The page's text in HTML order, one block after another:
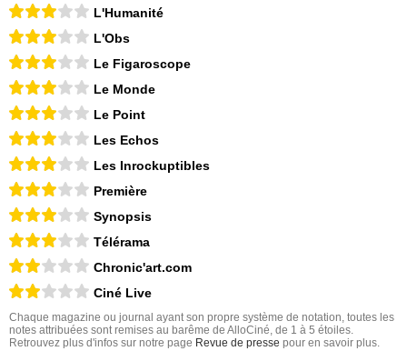
L'Humanité
L'Obs
Le Figaroscope
Le Monde
Le Point
Les Echos
Les Inrockuptibles
Première
Synopsis
Télérama
Chronic'art.com
Ciné Live
Chaque magazine ou journal ayant son propre système de notation, toutes les
notes attribuées sont remises au barême de AlloCiné, de 1 à 5 étoiles.
Retrouvez plus d'infos sur notre page Revue de presse pour en savoir plus.